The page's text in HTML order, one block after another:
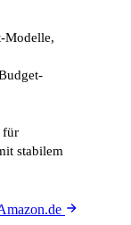
Modelle,
für
stabilem